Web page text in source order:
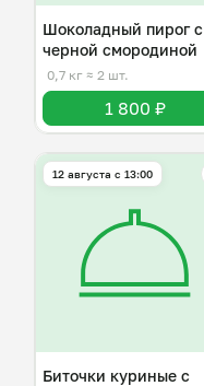
Шоколадный пирог с
черной смородиной
0,7 кг ≈ 2 шт.
1 800 ₽
12 августа с 13:00
Биточки куриные с